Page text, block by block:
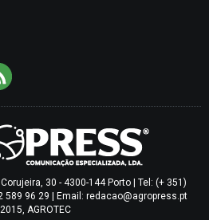
30 - 4300-144 Porto | Tel: (+ 351)
589 96 29 | Email: redacao@agropress.pt
AGROTEC